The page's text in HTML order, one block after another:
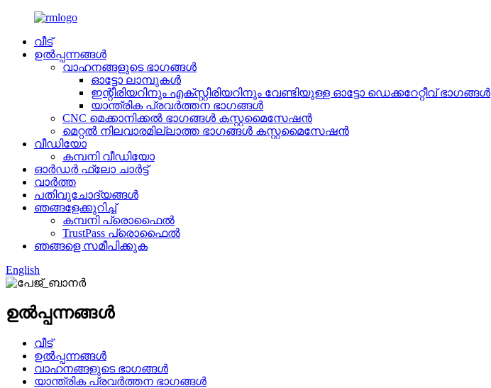
വീട്
ഉൽപ്പന്നങ്ങൾ
വാഹനങ്ങളുടെ ഭാഗങ്ങൾ
ഓട്ടോ ലാമ്പുകൾ
ഇന്റീരിയറിനും എക്സ്റ്റീരിയറിനും വേണ്ടിയുള്ള ഓട്ടോ ഡെക്കറേറ്റീവ് ഭാഗങ്ങൾ
യാന്ത്രിക പ്രവർത്തന ഭാഗങ്ങൾ
CNC മെക്കാനിക്കൽ ഭാഗങ്ങൾ കസ്റ്റമൈസേഷൻ
മെറ്റൽ നിലവാരമില്ലാത്ത ഭാഗങ്ങൾ കസ്റ്റമൈസേഷൻ
വീഡിയോ
കമ്പനി വീഡിയോ
ഓർഡർ ഫ്ലോ ചാർട്ട്
വാർത്ത
പതിവുചോദ്യങ്ങൾ
ഞങ്ങളേക്കുറിച്ച്
കമ്പനി പ്രൊഫൈൽ
TrustPass പ്രൊഫൈൽ
ഞങ്ങളെ സമീപിക്കുക
English
ഉൽപ്പന്നങ്ങൾ
വീട്
ഉൽപ്പന്നങ്ങൾ
വാഹനങ്ങളുടെ ഭാഗങ്ങൾ
യാന്ത്രിക പ്രവർത്തന ഭാഗങ്ങൾ